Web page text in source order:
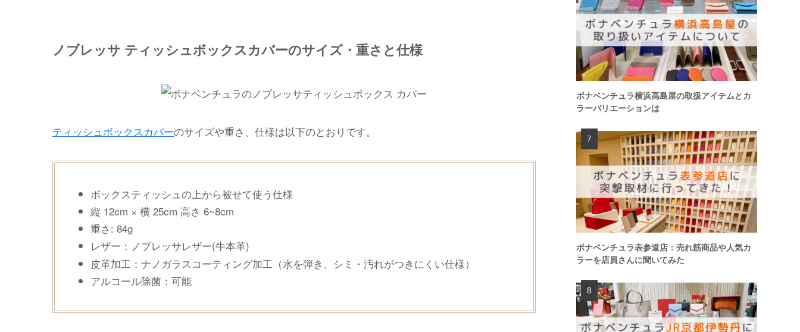
ノブレッサ ティッシュボックスカバーのサイズ・重さと仕様
ティッシュボックスカバーのサイズや重さ、仕様は以下のとおりです。
ボックスティッシュの上から被せて使う仕様
縦 12cm × 横 25cm 高さ 6~8cm
重さ: 84g
レザー：ノブレッサレザー(牛本革)
皮革加工：ナノガラスコーティング加工（水を弾き、シミ・汚れがつきにくい仕様）
アルコール除菌：可能
ボナベンチュラ横浜高島屋の取扱アイテムとカ
ラーバリエーションは
ボナベンチュラ表参道店：売れ筋商品や人気カ
ラーを店員さんに聞いてみた